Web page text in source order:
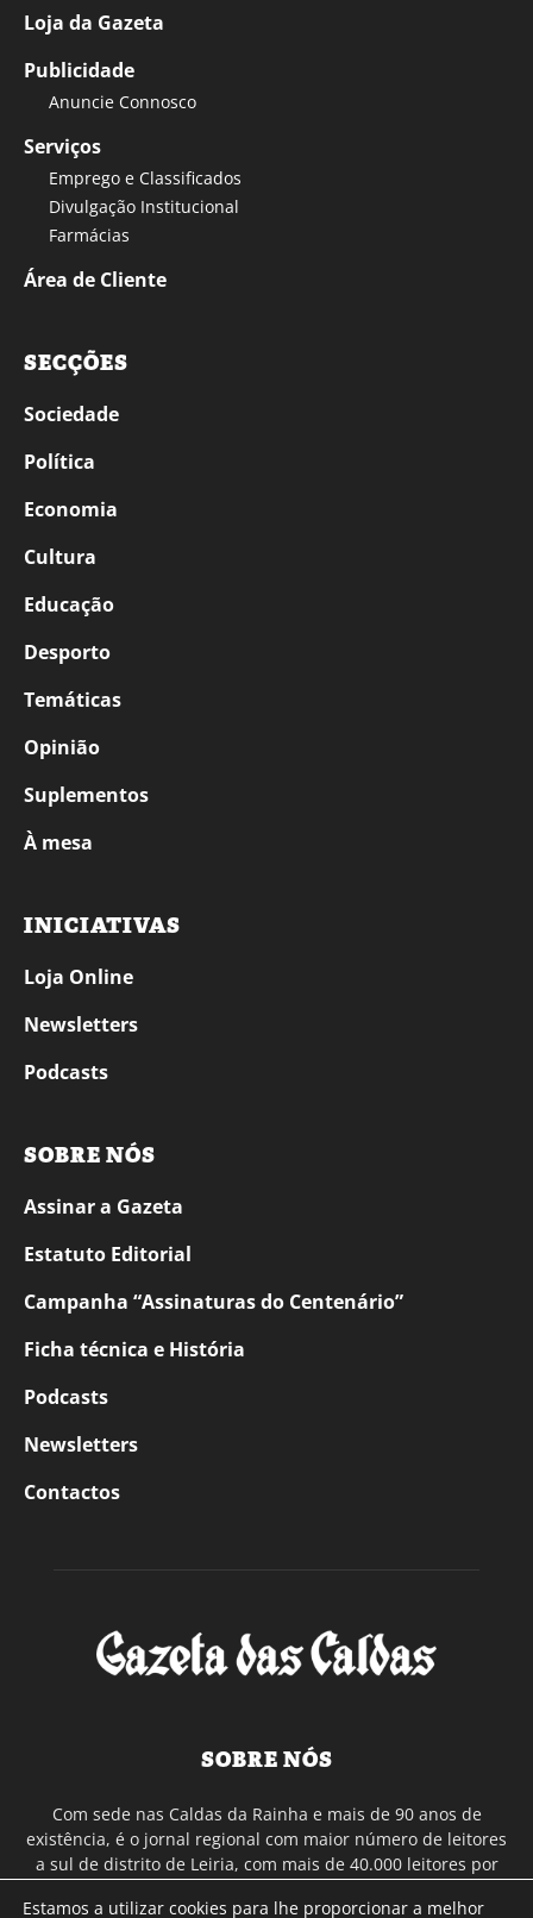
Loja da Gazeta
Publicidade
Anuncie Connosco
Serviços
Emprego e Classificados
Divulgação Institucional
Farmácias
Área de Cliente
SECÇÕES
Sociedade
Política
Economia
Cultura
Educação
Desporto
Temáticas
Opinião
Suplementos
À mesa
INICIATIVAS
Loja Online
Newsletters
Podcasts
SOBRE NÓS
Assinar a Gazeta
Estatuto Editorial
Campanha “Assinaturas do Centenário”
Ficha técnica e História
Podcasts
Newsletters
Contactos
SOBRE NÓS
Com sede nas Caldas da Rainha e mais de 90 anos de
existência, é o jornal regional com maior número de leitores
a sul de distrito de Leiria, com mais de 40.000 leitores por
Estamos a utilizar cookies para lhe proporcionar a melhor